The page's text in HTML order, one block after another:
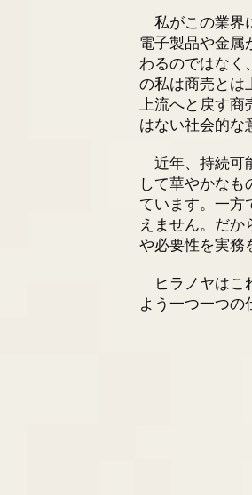
私がこの業界
電子製品や金属
わるのではなく
の私は商売とは
上流へと戻す商
はない社会的な
近年、持続可
して華やかな
ています。一方
えません。だ
や必要性を実務
ヒラノヤはこ
よう一つ一つの